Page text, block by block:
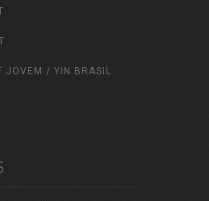
JOVEM / YIN BRASIL